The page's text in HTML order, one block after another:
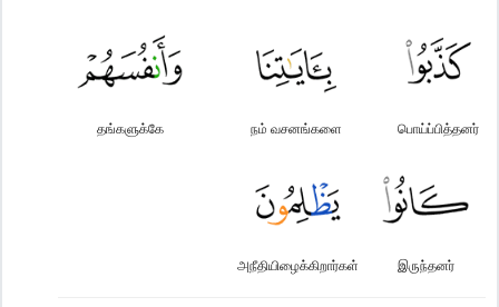
பொய்ப்பித்தனர்
நம் வசனங்களை
தங்களுக்கே
இருந்தனர்
அநீதியிழைக்கிறார்கள்